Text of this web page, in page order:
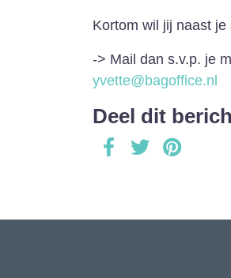
Kortom wil jij naast
-> Mail dan s.v.p. je
yvette@bagoffice.nl
Deel dit